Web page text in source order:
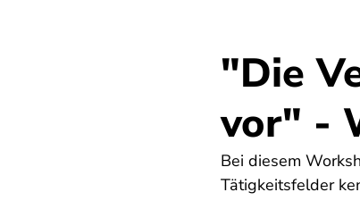
"Die
vor" -
Bei diesem
Tätigkeitsfelder